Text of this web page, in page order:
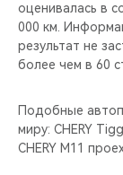
оценивалась в
000 км.
результат не
более чем в 60
Подобные
миру: CHERY
CHERY M11